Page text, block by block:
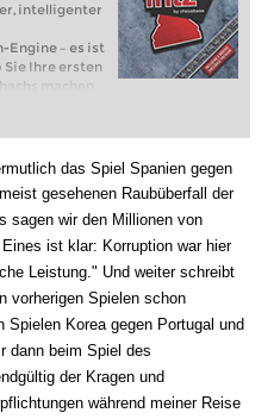
intelligenter
Engine – es ist
Sie Ihre ersten
machen
Mit
und
das Spiel Spanien gegen
gesehenen Raubüberfall der
sagen wir den Millionen von
ist klar: Korruption war hier
Leistung." Und weiter schreibt
vorherigen Spielen schon
Korea gegen Portugal und
dann beim Spiel des
der Kragen und
während meiner Reise